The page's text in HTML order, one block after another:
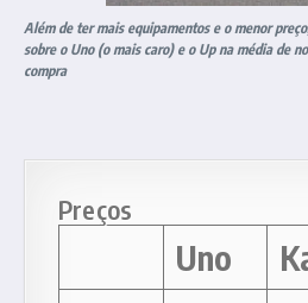
Além de ter mais equipamentos e o menor
sobre o Uno (o mais caro) e o Up na média de
compra
Preços
Uno